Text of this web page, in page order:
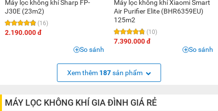
Máy lọc không khí Sharp FP-
J30E (23m2)
(16)
2.190.000 đ
So sánh
Máy lọc không khí Xiaomi Smart
Air Purifier Elite (BHR6359EU)
125m2
(10)
7.390.000 đ
So sánh
Xem thêm 187sản phẩm
MÁY LỌC KHÔNG KHÍ GIA ĐÌNH GIÁ RẺ